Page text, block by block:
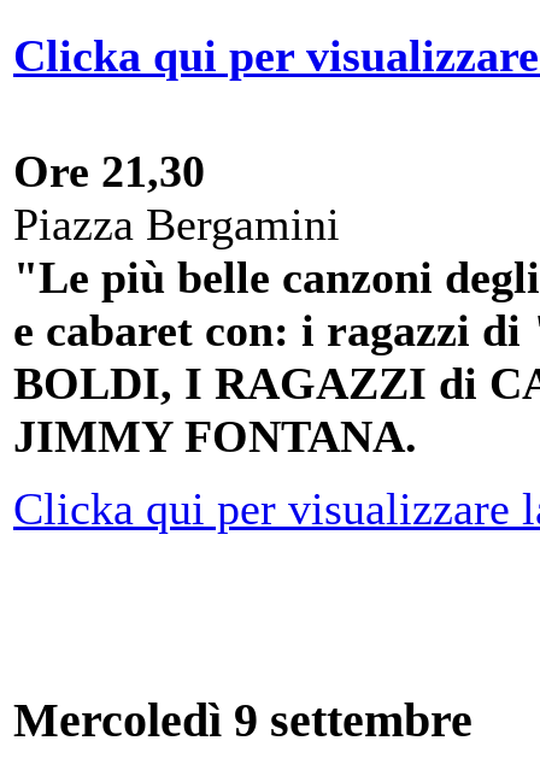
Clicka qui per
Ore 21,30
Piazza Bergamini
"Le più belle canzoni
e cabaret con: i ragazzi
BOLDI, I RAGAZZI di
JIMMY FONTANA.
Clicka qui per visualizzare
Mercoledì 9 settembre